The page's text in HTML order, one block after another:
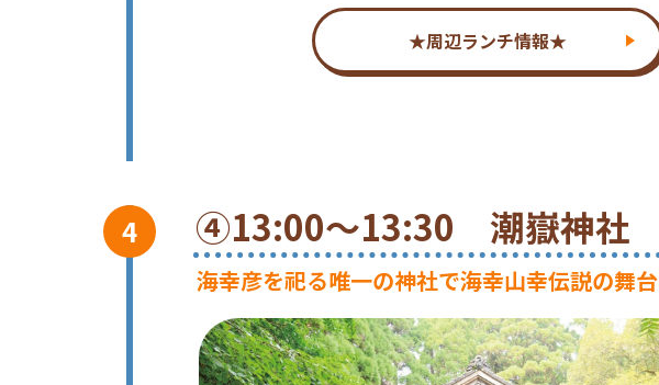
★周辺ランチ情報★
④13:00～13:30 潮嶽神社
海幸彦を祀る唯一の神社で海幸山幸伝説の舞台